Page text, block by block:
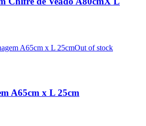
Out of stock
A65cm x L 25cm